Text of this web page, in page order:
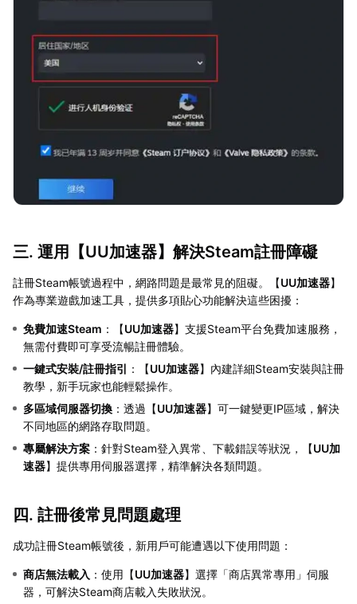
三. 運用【UU加速器】解決Steam註冊障礙
註冊Steam帳號過程中，網路問題是最常見的阻礙。【UU加速器】
作為專業遊戲加速工具，提供多項貼心功能解決這些困擾：
免費加速Steam ：【UU加速器】支援Steam平台免費加速服務，
無需付費即可享受流暢註冊體驗。
一鍵式安裝/註冊指引
：【UU加速器】內建詳細Steam安裝與註冊
教學，新手玩家也能輕鬆操作。
多區域伺服器切換 ：透過【UU加速器】可一鍵變更IP區域，解決
不同地區的網路存取問題。
專屬解決方案 ：針對Steam登入異常、下載錯誤等狀況，【UU加
速器】提供專用伺服器選擇，精準解決各類問題。
四. 註冊後常見問題處理
成功註冊Steam帳號後，新用戶可能遭遇以下使用問題：
商店無法載入 ：使用【UU加速器】選擇「商店異常專用」伺服
器，可解決Steam商店載入失敗狀況。